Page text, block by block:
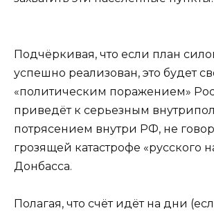
Подчёркивая, что если план
успешно реализован, это будет
«политическим поражением»
приведёт к серьезным
потрясением внутри РФ, не
грозящей катастрофе «русского
Донбасса.
Полагая, что счёт идёт на дни